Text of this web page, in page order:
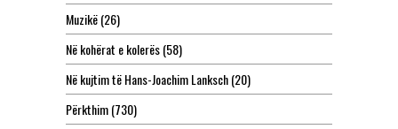
Muzikë(26)
Në kohërat e kolerës(58)
Në kujtim të Hans-Joachim Lanksch(20)
Përkthim(730)